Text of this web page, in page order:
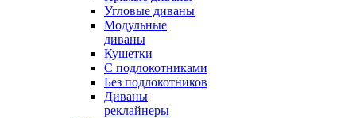
Угловые диваны
Модульные
диваны
Кушетки
С подлокотниками
Без подлокотников
Диваны
реклайнеры